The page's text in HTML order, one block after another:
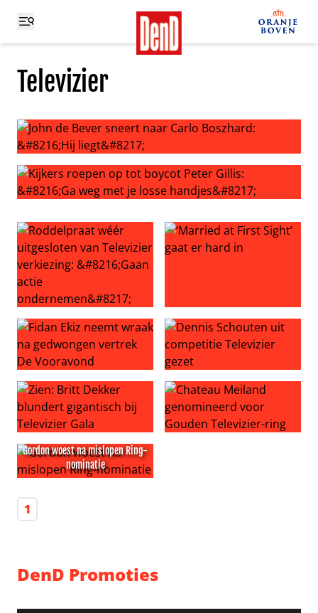
Televizier
John de Bever sneert naar Carlo Boszhard: ‘Hij liegt’
Roddelpraat wéér uitgesloten van Televizier verkiezing:
‘Married at First Sight’ gaat
Fidan Ekiz neemt wraak na gedwongen vertrek De
Dennis Schouten uit
Zien: Britt Dekker blundert gigantisch bij Televizier Gala
Gordon woest na mislopen Ring-
nominatie
1
DenD Promoties